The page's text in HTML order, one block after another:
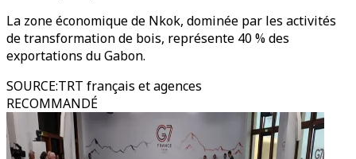
La zone économique de Nkok, dominée par les activités
de transformation de bois, représente 40 % des
exportations du Gabon.
SOURCE:TRT français et agences
RECOMMANDÉ